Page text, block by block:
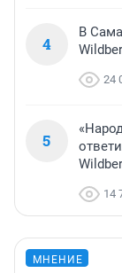
4
В
24
5
14
МНЕНИЕ